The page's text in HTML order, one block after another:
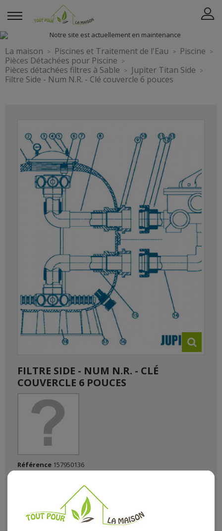
La maison Piscines et Traitement de l'Eau
Piscine
Pièces Détachées pour Piscine
Pièces détachées filtres à Sable
Jupiter Titan Side
Filtre Side - Num N.R. - Clé couvercle 6 pouces
FILTRE SIDE - NUM N.R. - CLÉ
COUVERCLE 6 POUCES
Référence 157950136